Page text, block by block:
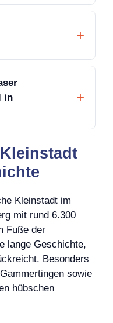
in
Kleinstadt im
mit rund 6.300
Fuße der
lange Geschichte,
Besonders
sowie
hübschen